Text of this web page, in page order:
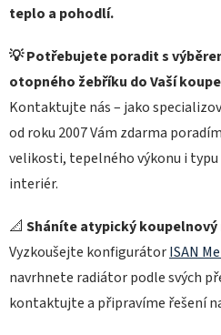
teplo a pohodlí.
💡 Potřebujete poradit s
otopného žebříku do Vaší
Kontaktujte nás – jako
od roku 2007 Vám zdarma
velikosti, tepelného výkonu i
interiér.
📐 Sháníte atypický
Vyzkoušejte konfigurátorISAN
navrhnete radiátor podle svých
kontaktujte a připravíme řešení